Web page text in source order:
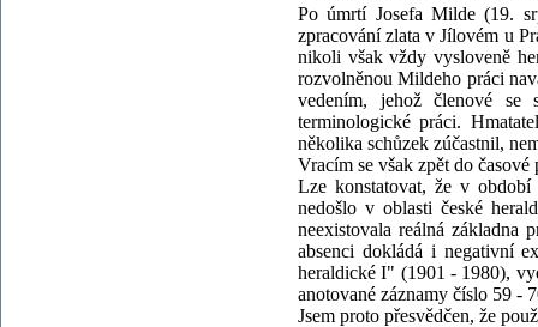
Po úmrtí Josefa Milde (19.
zpracování zlata v Jílovém u
nikoli však vždy vysloveně
rozvolněnou Mildeho práci
vedením, jehož členové se
terminologické práci.
několika schůzek zúčastnil,
Vracím se však zpět do časové
Lze konstatovat, že v
nedošlo v oblasti české
neexistovala reálná
absenci dokládá i negativní
heraldické I" (1901 - 1980),
anotované záznamy číslo 59 -
Jsem proto přesvědčen, že